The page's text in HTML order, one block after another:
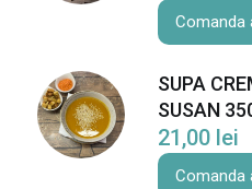
Comanda
SUPA
SUSAN
21,00 lei
Comanda